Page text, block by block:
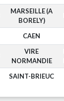
MARSEILLE (A
BORELY)
CAEN
VIRE
NORMANDIE
SAINT-BRIEUC